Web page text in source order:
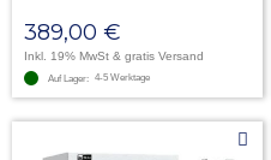
389,00 €
Inkl. 19% MwSt & gratis Versand
Auf Lager: 4-5 Werktage